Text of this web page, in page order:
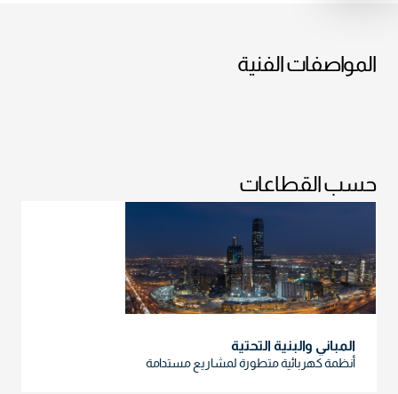
المواصفات الفنية
حسب القطاعات
المباني والبنية التحتية
أنظمة كهربائية متطورة لمشاريع مستدامة